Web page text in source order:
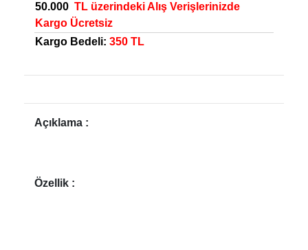
50.000 TL üzerindeki Alış Verişlerinizde
Kargo Ücretsiz
Kargo Bedeli: 350 TL
Açıklama :
Özellik :